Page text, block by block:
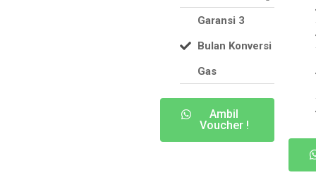
Garansi 3
Bulan Konversi
Gas
Ambil
Voucher !